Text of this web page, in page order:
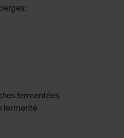
fermentées
fermenté